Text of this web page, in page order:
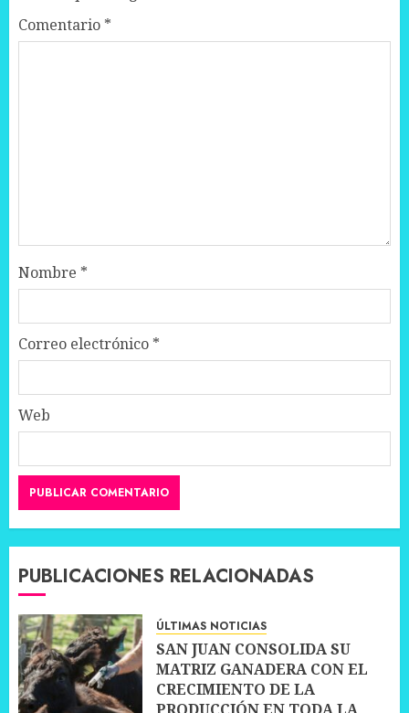
Comentario *
Nombre *
Correo electrónico *
Web
PUBLICACIONES RELACIONADAS
ÚLTIMAS NOTICIAS
SAN JUAN CONSOLIDA SU
MATRIZ GANADERA CON EL
CRECIMIENTO DE LA